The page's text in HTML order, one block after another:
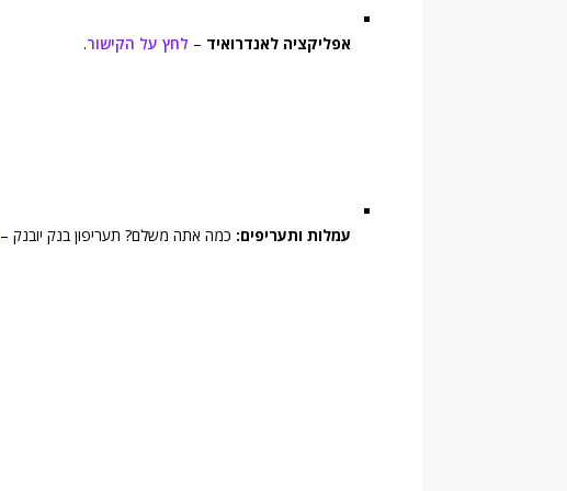
אפליקציה לאנדרואיד – לחץ על הקישור.
עמלות ותעריפים: כמה אתה משלם? תעריפון בנק יובנק –